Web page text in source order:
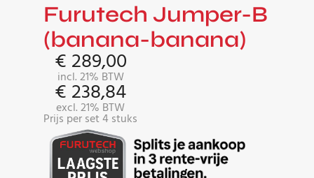
Furutech Jumper-B
(banana-banana)
€ 289,00
incl. 21% BTW
€ 238,84
excl. 21% BTW
Prijs per set 4 stuks